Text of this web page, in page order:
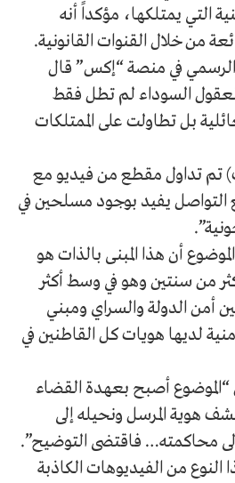
التي يمتلكها، مؤكداً أنه
من خلال القنوات القانونية.
في منصة “إكس” قال
السوداء لم تطل فقط
بل تطاولت على الممتلكات
تم تداول مقطع من فيديو مع
التواصل يفيد بوجود مسلحين في
أن هذا المبنى بالذات هو
من سنتين وهو في وسط أكثر
أمن الدولة والسراي ومبني
لديها هويات كل القاطنين في
“الموضوع أصبح بعهدة القضاء
هوية المرسل ونحيله إلى
محاكمته… فاقتضى التوضيح”.
النوع من الفيديوهات الكاذبة